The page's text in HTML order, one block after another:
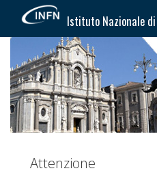
Istituto Nazionale
Attenzione